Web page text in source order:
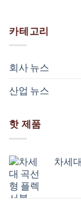
카테고리
회사 뉴스
산업 뉴스
핫 제품
차세